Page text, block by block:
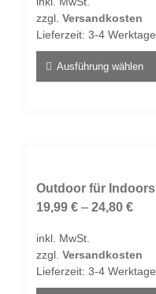
zzgl. Versandkosten
Lieferzeit: 3-4 Werktage
Ausführung wählen
auf.
Die
können
auf
Outdoor für Indoors
19,99 € – 24,80 €
inkl. MwSt.
zzgl. Versandkosten
Lieferzeit: 3-4 Werktage